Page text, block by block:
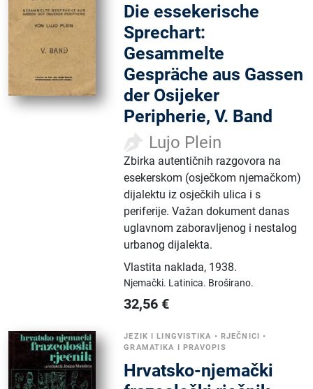
Die essekerische
Sprechart:
Gesammelte
Gespräche aus Gassen
der Osijeker
Peripherie, V. Band
Lujo Plein
Zbirka autentičnih razgovora na
esekerskom (osječkom njemačkom)
dijalektu iz osječkih ulica i s
periferije. Važan dokument danas
uglavnom zaboravljenog i nestalog
urbanog dijalekta.
Vlastita naklada, 1938.
Njemački. Latinica. Broširano.
32,56 €
JEZIK I LINGVISTIKA • RJEČNICI •
GRAMATIKA I PRAVOPIS
Hrvatsko-njemački